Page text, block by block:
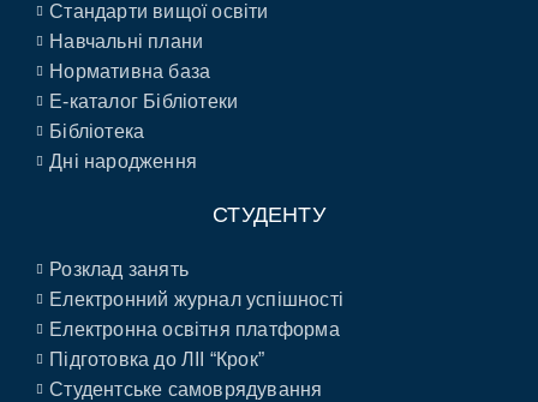
Стандарти вищої освіти
Навчальні плани
Нормативна база
E-каталог Бібліотеки
Бібліотека
Дні народження
СТУДЕНТУ
Розклад занять
Електронний журнал успішності
Електронна освітня платформа
Підготовка до ЛІІ “Крок”
Студентське самоврядування